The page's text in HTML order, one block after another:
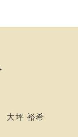
大坪 裕希